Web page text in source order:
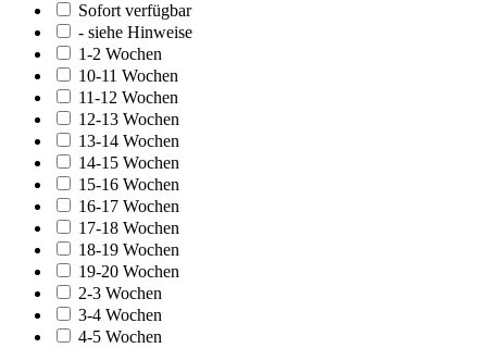
Sofort verfügbar
- siehe Hinweise
1-2 Wochen
10-11 Wochen
11-12 Wochen
12-13 Wochen
13-14 Wochen
14-15 Wochen
15-16 Wochen
16-17 Wochen
17-18 Wochen
18-19 Wochen
19-20 Wochen
2-3 Wochen
3-4 Wochen
4-5 Wochen